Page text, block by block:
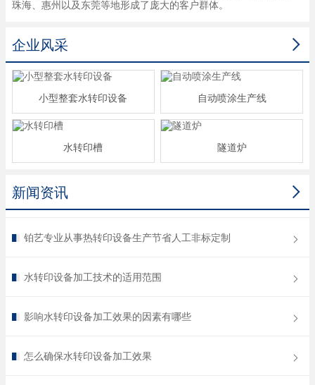
珠海、惠州以及东莞等地形成了庞大的客户群体。

企业风采
小型整套水转印设备 自动喷涂生产线
水转印槽 隧道炉

新闻资讯
铂艺专业从事热转印设备生产节省人工非标定制
水转印设备加工技术的适用范围
影响水转印设备加工效果的因素有哪些
怎么确保水转印设备加工效果